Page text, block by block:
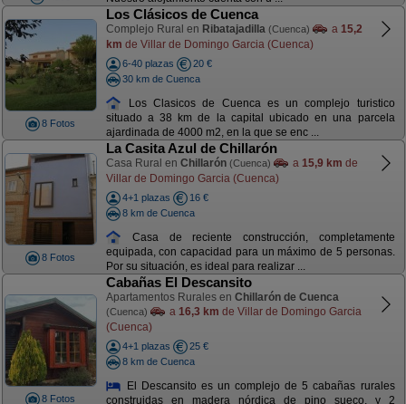
8 Fotos
Los Clásicos de Cuenca
Complejo Rural en Ribatajadilla (Cuenca) a 15,2
km de Villar de Domingo Garcia (Cuenca)
6-40 plazas
20 €
30 km de Cuenca
Los Clasicos de Cuenca es un complejo turistico
situado a 38 km de la capital ubicado en una parcela
ajardinada de 4000 m2, en la que se enc ...
8 Fotos
La Casita Azul de Chillarón
Casa Rural en Chillarón (Cuenca) a 15,9 km de
Villar de Domingo Garcia (Cuenca)
4+1 plazas
16 €
8 km de Cuenca
Casa de reciente construcción, completamente
equipada, con capacidad para un máximo de 5 personas.
Por su situación, es ideal para realizar ...
8 Fotos
Cabañas El Descansito
Apartamentos Rurales en Chillarón de Cuenca
(Cuenca) a 16,3 km de Villar de Domingo Garcia
(Cuenca)
4+1 plazas
25 €
8 km de Cuenca
El Descansito es un complejo de 5 cabañas rurales
construidas en madera nórdica de pino sueco, y 2